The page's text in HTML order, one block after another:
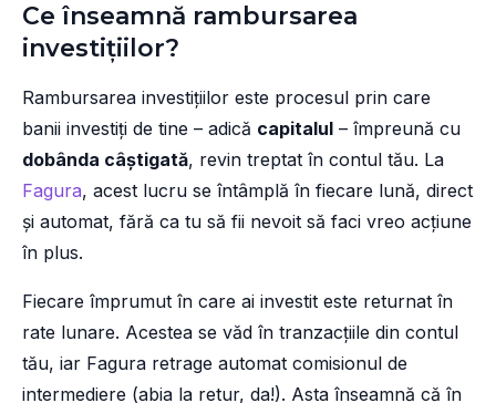
Ce înseamnă rambursarea
investițiilor?
Rambursarea investițiilor este procesul prin care
banii investiți de tine – adică capitalul – împreună cu
dobânda câștigată, revin treptat în contul tău. La
Fagura, acest lucru se întâmplă în fiecare lună, direct
și automat, fără ca tu să fii nevoit să faci vreo acțiune
în plus.
Fiecare împrumut în care ai investit este returnat în
rate lunare. Acestea se văd în tranzacțiile din contul
tău, iar Fagura retrage automat comisionul de
intermediere (abia la retur, da!). Asta înseamnă că în